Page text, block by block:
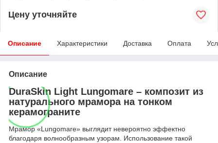
Цену уточняйте
Описание Характеристики Доставка Оплата
Описание
DuraSkin Light Lungomare – композит из
натурального мрамора на тонком
керамограните
Мрамор «Lungomare» выглядит невероятно эффектно
благодаря волнообразным узорам. Использование такой